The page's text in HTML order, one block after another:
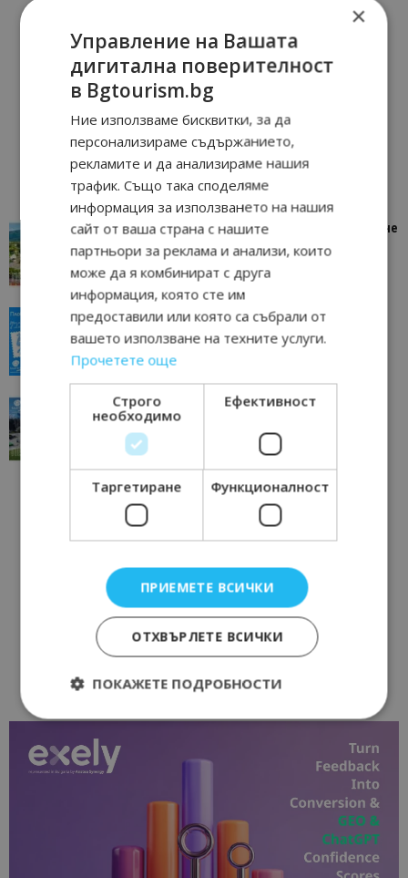
“Пощенска картичка от…”: Петрич – Изживяване
отвъд очакваното
Петрич 11/07/2026 11:22
“Пощенска картичка от…”: Пловдив, градът на
всички времена
Пловдив 23/06/2026 10:00
“Пощенска картичка от…”: Перник – град на
традициите, културата и вдъхновяващите...
Перник
×
Управление на Вашата
дигитална поверителност
в Bgtourism.bg
Ние използваме бисквитки, за да
персонализираме съдържанието,
рекламите и да анализираме нашия
трафик. Също така споделяме
информация за използването на нашия
сайт от ваша страна с нашите
партньори за реклама и анализи, които
може да я комбинират с друга
информация, която сте им
предоставили или която са събрали от
вашето използване на техните услуги.
Прочетете още
Строго
необходимо
Ефективност
Таргетиране Функционалност
ПРИЕМЕТЕ ВСИЧКИ
ОТХВЪРЛЕТЕ ВСИЧКИ
ПОКАЖЕТЕ ПОДРОБНОСТИ
Строго необходимо
основната функционалност на уебсайта, като
потребителско влизане и управление на
акаунта. Уебсайтът не може да се използва
правилно без строго необходими бисквитки.